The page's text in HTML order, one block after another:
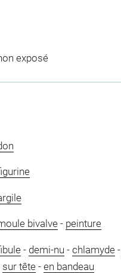
exposé
bivalve- peinture
- demi-nu - chlamyde-
sur tête- en bandeau